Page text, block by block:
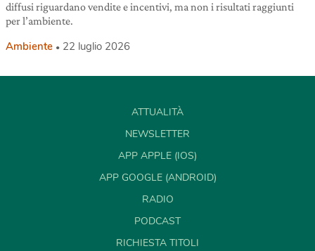
diffusi riguardano vendite e incentivi, ma non i risultati raggiunti
per l’ambiente.
Ambiente 22 luglio 2026
ATTUALITÀ
NEWSLETTER
APP APPLE (IOS)
APP GOOGLE (ANDROID)
RADIO
PODCAST
RICHIESTA TITOLI